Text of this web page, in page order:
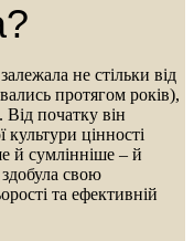
не стільки від
протягом років),
Від початку він
цінності
й сумлінніше – й
свою
та ефективній